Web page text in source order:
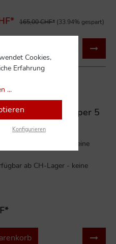
165,00 CHF* (33.94% gespart)
Vanilla Black Pepper 5
Abfüllung
(Abfüllung)Sie erhalten eine
ab CH-Lager - keine
Cookies,
Erfahrung
...
Konfigurieren